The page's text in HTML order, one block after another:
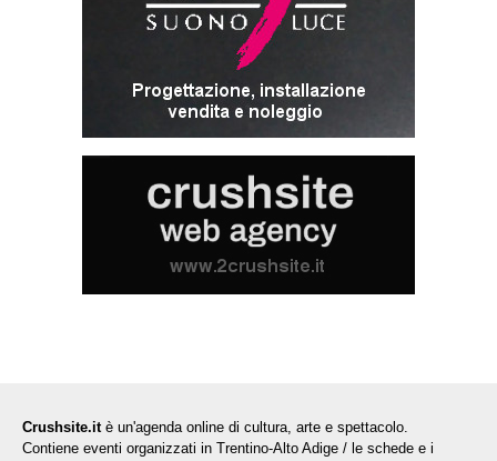
Crushsite.it è un'agenda online di cultura, arte e spettacolo.
Contiene eventi organizzati in Trentino-Alto Adige / le schede e i